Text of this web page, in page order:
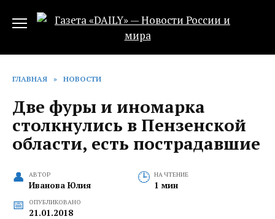
ГЛАВНАЯ » НОВОСТИ
Две фуры и иномарка
столкнулись в Пензенской
области, есть пострадавшие
АВТОР
Иванова Юлия
НА ЧТЕНИЕ
1 мин
ОПУБЛИКОВАНО
21.01.2018